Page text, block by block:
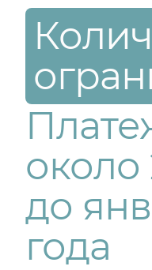
около
до
года